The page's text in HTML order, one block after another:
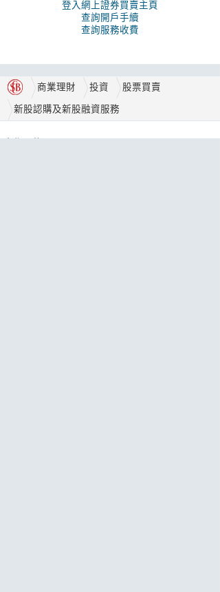
登入網上證券買賣主頁
查詢開戶手續
查詢服務收費
商業理財 投資 股票買賣
新股認購及新股融資服務